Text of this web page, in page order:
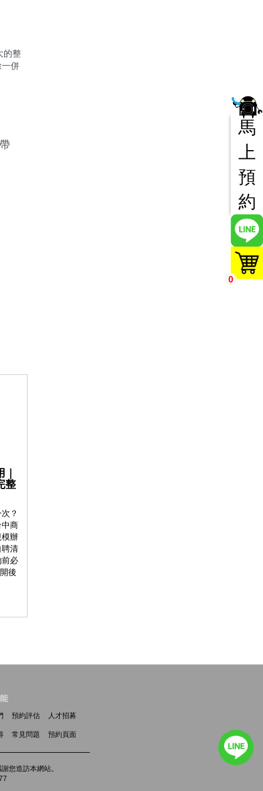
的整
併
整
？
中商
模辦
聘清
前必
後
馬
上
預
約
0
預約評估 人才招募
常見問題 預約頁面
您造訪本網站。